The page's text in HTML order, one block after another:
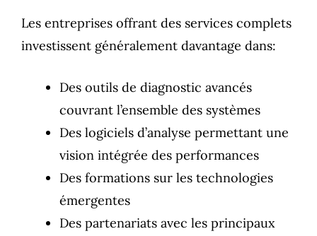
Les entreprises offrant des services complets
investissent généralement davantage dans:
Des outils de diagnostic avancés
couvrant l’ensemble des systèmes
Des logiciels d’analyse permettant une
vision intégrée des performances
Des formations sur les technologies
émergentes
Des partenariats avec les principaux